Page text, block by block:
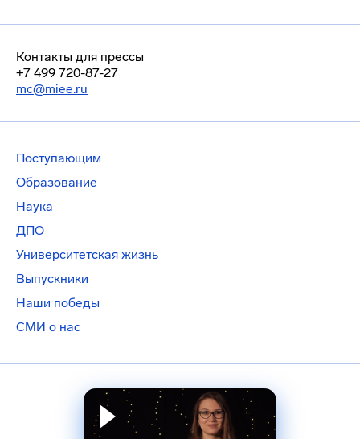
Контакты для прессы
+7 499 720-87-27
mc@miee.ru
Поступающим
Образование
Наука
ДПО
Университетская жизнь
Выпускники
Наши победы
СМИ о нас